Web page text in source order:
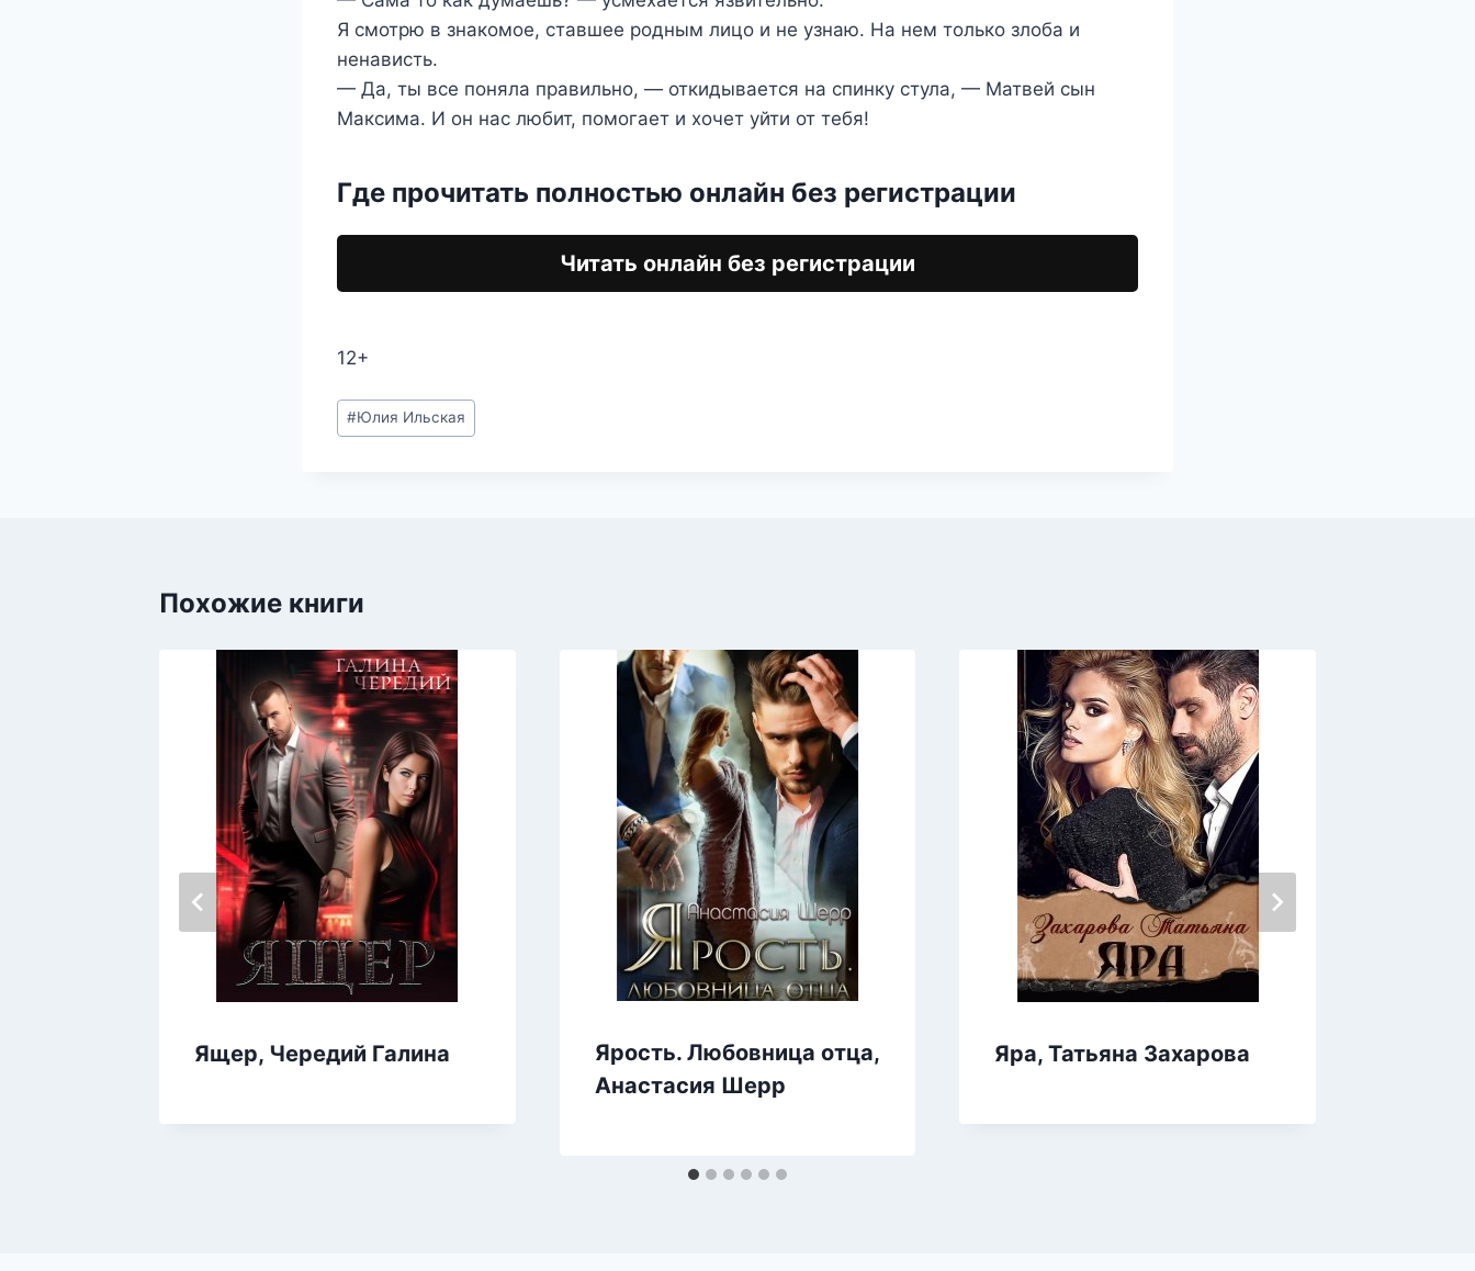
Я смотрю в знакомое, ставшее родным лицо и не узнаю. На нем только злоба и
ненависть.
— Да, ты все поняла правильно, — откидывается на спинку стула, — Матвей сын
Максима. И он нас любит, помогает и хочет уйти от тебя!
Где прочитать полностью онлайн без регистрации
Читать онлайн без регистрации
12+
Метки
записи:
#Юлия Ильская
Похожие книги
Ящер, Чередий Галина
Ярость. Любовница отца,
Анастасия Шерр
Яра, Татьяна Захарова